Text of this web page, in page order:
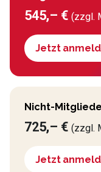
545,– €(zzgl.
Jetzt
Nicht-
725,– €(zzgl.
Jetzt